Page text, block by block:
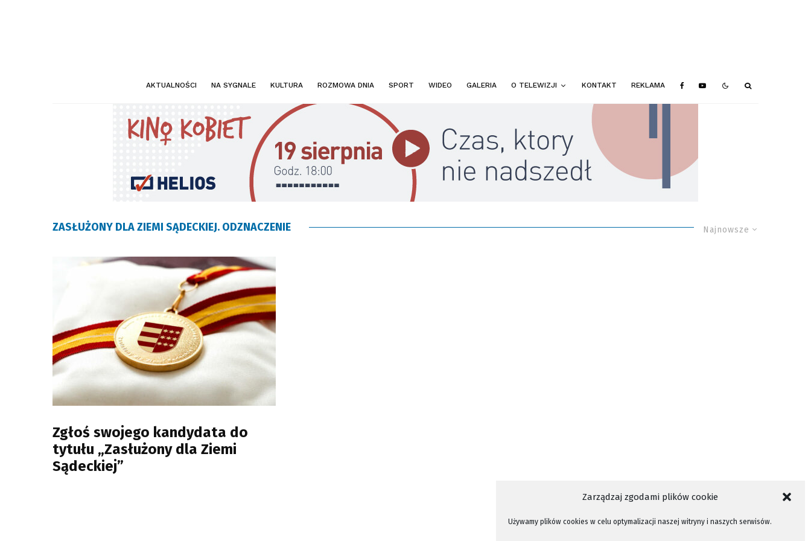
Zarządzaj zgodami plików cookie
Używamy plików cookies w celu optymalizacji naszej witryny i naszych serwisów.
AKTUALNOŚCI NA SYGNALE KULTURA ROZMOWA DNIA SPORT WIDEO GALERIA O TELEWIZJI KONTAKT REKLAMA
Najnowsze
ZASŁUŻONY DLA ZIEMI SĄDECKIEJ. ODZNACZENIE
Zgłoś swojego kandydata do
tytułu „Zasłużony dla Ziemi
Sądeckiej”